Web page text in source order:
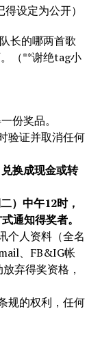
设定为公开）
长的哪两首歌
（**谢绝tag小
份奖品。
验证并取消任何
换成现金或转
）中午12时，
通知得奖者。
个人资料（全名
、FB&IG帐
弃得奖资格，
规的权利，任何